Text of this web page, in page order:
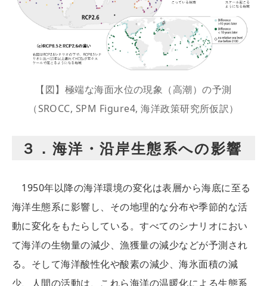
【図】極端な海面水位の現象（高潮）の予測
（SROCC, SPM Figure4, 海洋政策研究所仮訳）
３．海洋・沿岸生態系への影響
1950年以降の海洋環境の変化は表層から海底に至る
海洋生態系に影響し、その地理的な分布や季節的な活
動に変化をもたらしている。すべてのシナリオにおい
て海洋の生物量の減少、漁獲量の減少などが予測され
る。そして海洋酸性化や酸素の減少、海氷面積の減
少、人間の活動は、これら海洋の温暖化による生態系